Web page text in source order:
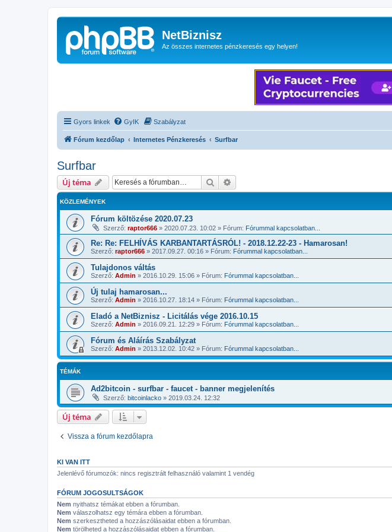
NetBiznisz
Az összes internetes pénzkeresés egy helyen!
Gyors linkek GyIK Szabályzat
Fórum kezdőlap Internetes Pénzkeresés Surfbar
Surfbar
Új téma Keresés
KÖZLEMÉNYEK
Fórum költözése 2020.07.23
Szerző: raptor666 » 2020.07.23. 10:02 » Fórum: Fórummal kapcsolatban...
Re: Re: FELHÍVÁS KARBANTARTÁSRÓL! - 2018.12.22-23 - Hamarosan!
Szerző: raptor666 » 2017.09.27. 00:16 » Fórum: Fórummal kapcsolatban...
Tulajdonos váltás
Szerző: Admin » 2016.10.29. 15:06 » Fórum: Fórummal kapcsolatban...
Új tulaj hamarosan...
Szerző: Admin » 2016.10.27. 18:14 » Fórum: Fórummal kapcsolatban...
Eladó a NetBiznisz - Licitálás vége 2016.10.15
Szerző: Admin » 2016.09.21. 12:29 » Fórum: Fórummal kapcsolatban...
Fórum és Aláírás Szabályzat
Szerző: Admin » 2013.12.02. 10:42 » Fórum: Fórummal kapcsolatban...
TÉMÁK
Ad2bitcoin - surfbar - faucet - banner megjelenítés
Szerző: bitcoinlacko » 2019.03.24. 12:32
Új téma
Vissza a fórum kezdőlapra
KI VAN ITT
Jelenlévő fórumozók: nincs regisztrált felhasználó valamint 1 vendég
FÓRUM JOGOSULTSÁGOK
Nem nyithatsz témákat ebben a fórumban.
Nem válaszolhatsz egy témára ebben a fórumban.
Nem szerkesztheted a hozzászólásaidat ebben a fórumban.
Nem törölheted a hozzászólásaidat ebben a fórumban.